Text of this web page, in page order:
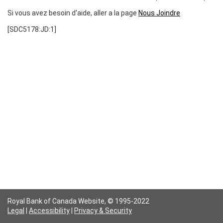
Si vous avez besoin d'aide, aller a la page Nous Joindre
[SDC5178:JD:1]
Royal Bank of Canada Website, © 1995-2022
Legal
Accessibility Privacy & Security